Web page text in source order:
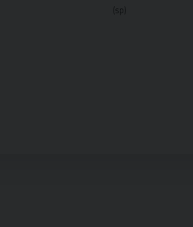
(sp)